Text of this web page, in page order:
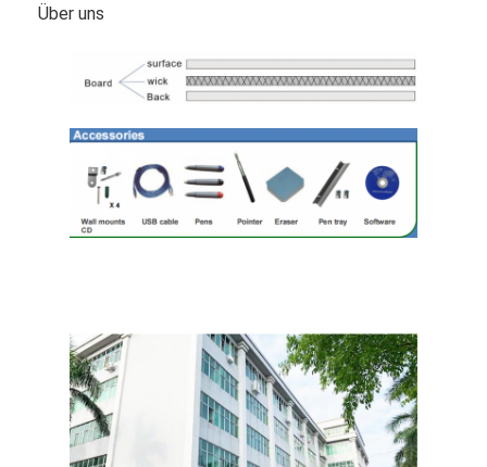
Über uns